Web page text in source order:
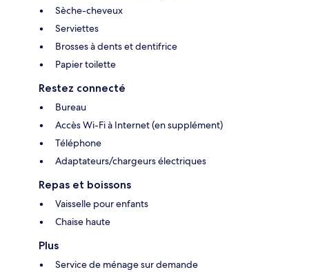
Sèche-cheveux
Serviettes
Brosses à dents et dentifrice
Papier toilette
Restez connecté
Bureau
Accès Wi-Fi à Internet (en supplément)
Téléphone
Adaptateurs/chargeurs électriques
Repas et boissons
Vaisselle pour enfants
Chaise haute
Plus
Service de ménage sur demande